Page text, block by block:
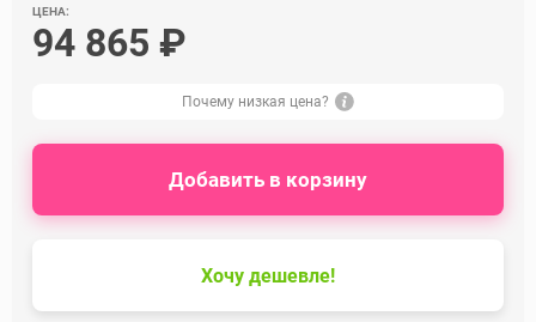
ЦЕНА:
94 865 ₽
Почему низкая цена?
Хочу дешевле!
Добавить в корзину